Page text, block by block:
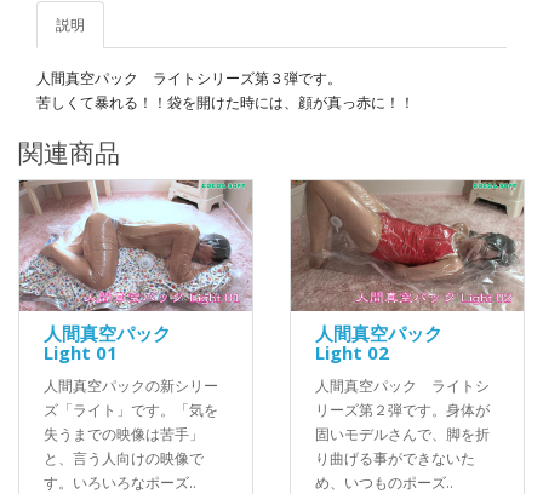
説明
人間真空パック ライトシリーズ第３弾です。
苦しくて暴れる！！袋を開けた時には、顔が真っ赤に！！
関連商品
人間真空パック
Light 01
人間真空パックの新シリー
ズ「ライト」です。「気を
失うまでの映像は苦手」
と、言う人向けの映像で
す。いろいろなポーズ..
人間真空パック
Light 02
人間真空パック ライトシ
リーズ第２弾です。身体が
固いモデルさんで、脚を折
り曲げる事ができないた
め、いつものポーズ..